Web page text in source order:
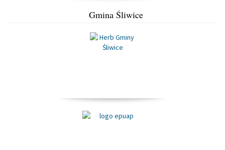
Gmina Śliwice